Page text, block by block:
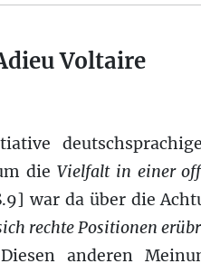
Voltaire
die Vielfalt in einer
war da über die
rechte Positionen
Diesen anderen